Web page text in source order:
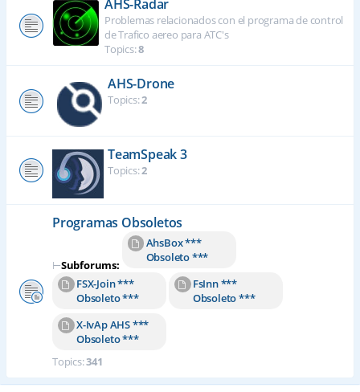
AHS-Radar
Problemas relacionados con el programa de control
de Trafico aereo para ATC's
Topics:8
AHS-Drone
Topics:2
TeamSpeak 3
Topics:2
Programas Obsoletos
⊢Subforums:
AhsBox ***
Obsoleto ***
FSX-Join ***
Obsoleto ***
FsInn ***
Obsoleto ***
X-IvAp AHS ***
Obsoleto ***
Topics:341